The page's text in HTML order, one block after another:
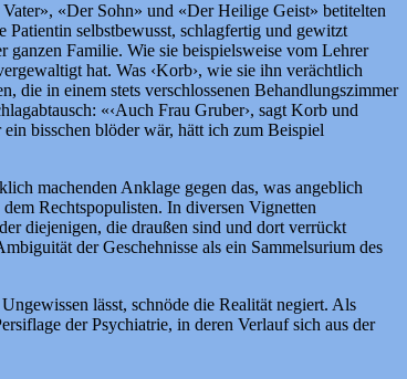
«Der Sohn» und «Der Heilige Geist» betitelten
selbstbewusst, schlagfertig und gewitzt
Familie. Wie sie beispielsweise vom Lehrer
hat. Was ‹Korb›, wie sie ihn verächtlich
die in einem stets verschlossenen Behandlungszimmer
«‹Auch Frau Gruber›, sagt Korb und
bisschen blöder wär, hätt ich zum Beispiel
machenden Anklage gegen das, was angeblich
Rechtspopulisten. In diversen Vignetten
diejenigen, die draußen sind und dort verrückt
der Geschehnisse als ein Sammelsurium des
lässt, schnöde die Realität negiert. Als
der Psychiatrie, in deren Verlauf sich aus der